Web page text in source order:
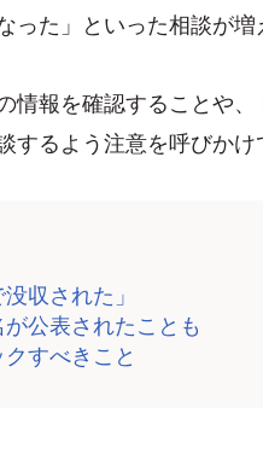
た」といった相談が増
情報を確認することや
るよう注意を呼びかけ
収された」
公表されたことも
すべきこと